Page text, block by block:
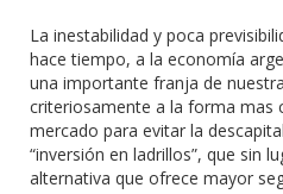
La inestabilidad y poca
hace tiempo, a la economía
una importante franja de
criteriosamente a la forma mas
mercado para evitar la
“inversión en ladrillos”, que sin
alternativa que ofrece mayor